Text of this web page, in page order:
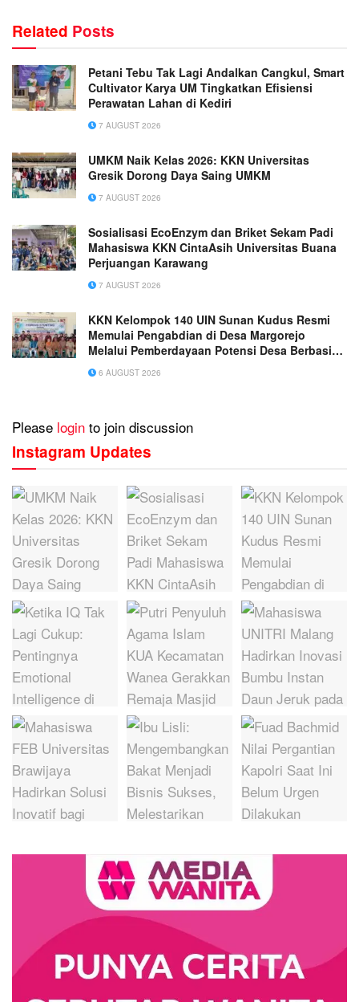
Related Posts
Petani Tebu Tak Lagi Andalkan Cangkul, Smart
Cultivator Karya UM Tingkatkan Efisiensi
Perawatan Lahan di Kediri
7 AUGUST 2026
UMKM Naik Kelas 2026: KKN Universitas
Gresik Dorong Daya Saing UMKM
7 AUGUST 2026
Sosialisasi EcoEnzym dan Briket Sekam Padi
Mahasiswa KKN CintaAsih Universitas Buana
Perjuangan Karawang
7 AUGUST 2026
KKN Kelompok 140 UIN Sunan Kudus Resmi
Memulai Pengabdian di Desa Margorejo
Melalui Pemberdayaan Potensi Desa Berbasis
Ekoteologi
6 AUGUST 2026
Please login to join discussion
Instagram Updates